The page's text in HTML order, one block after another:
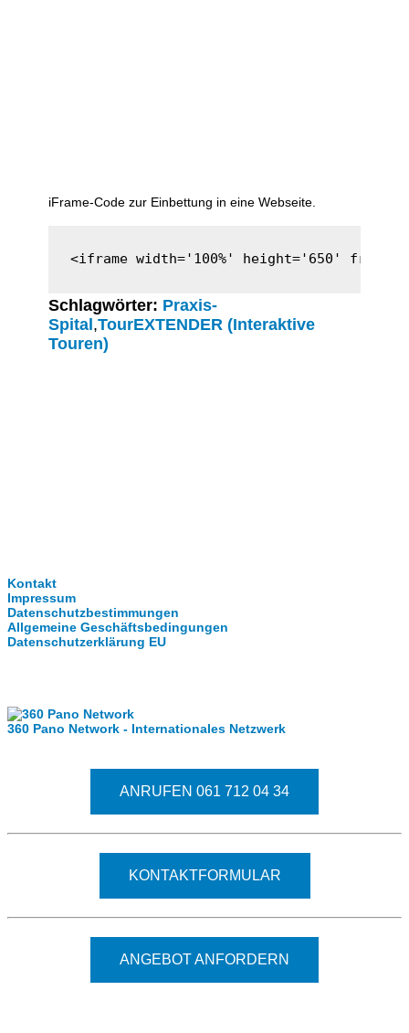
iFrame-Code zur Einbettung in eine Webseite.
<iframe width='100%' height='650'
Schlagwörter: Praxis-
Spital ,TourEXTENDER (Interaktive
Touren)
Kontakt
Impressum
Datenschutzbestimmungen
Allgemeine Geschäftsbedingungen
Datenschutzerklärung EU
360 Pano Network - Internationales Netzwerk
ANRUFEN 061 712 04 34
KONTAKTFORMULAR
ANGEBOT ANFORDERN